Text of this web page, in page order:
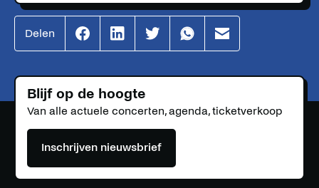
Delen
Effenaar
op
Effenaar
op
Effenaar
op
Effenaar
op
Effenaar
op
Blijf op de hoogte
Van alle actuele concerten, agenda, ticketverkoop
Inschrijven nieuwsbrief